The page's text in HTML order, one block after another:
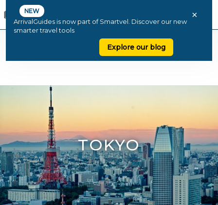
NEW
ArrivalGuides is now part of Smartvel. Discover our new
smarter travel tools
Explore our blog
×
TOKYO